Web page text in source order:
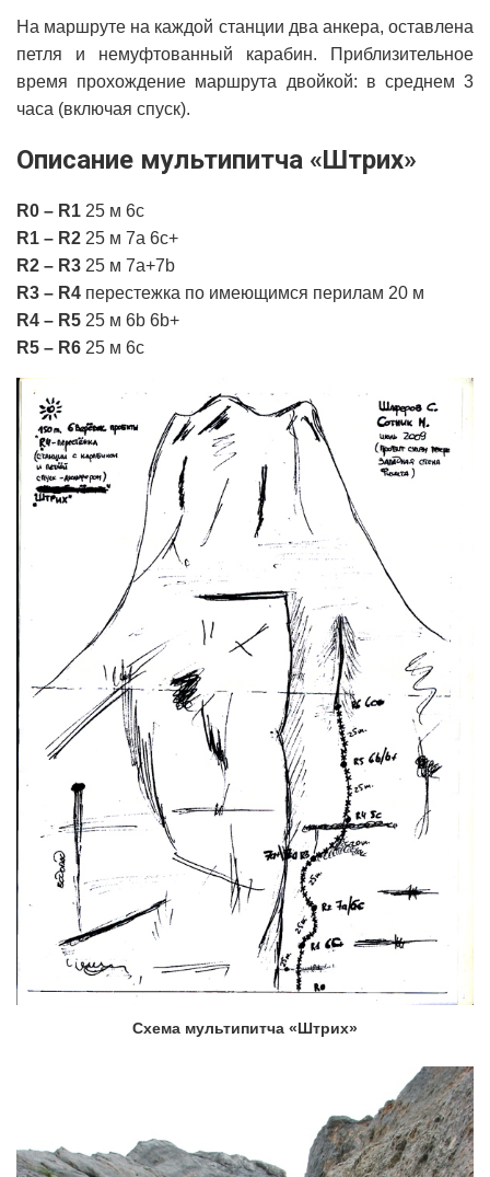
На маршруте на каждой станции два анкера, оставлена
петля и немуфтованный карабин. Приблизительное
время прохождение маршрута двойкой: в среднем 3
часа (включая спуск).
Описание мультипитча «Штрих»
R0 – R1 25 м 6с
R1 – R2 25 м 7a 6c+
R2 – R3 25 м 7a+7b
R3 – R4 перестежка по имеющимся перилам 20 м
R4 – R5 25 м 6b 6b+
R5 – R6 25 м 6c
Схема мультипитча «Штрих»